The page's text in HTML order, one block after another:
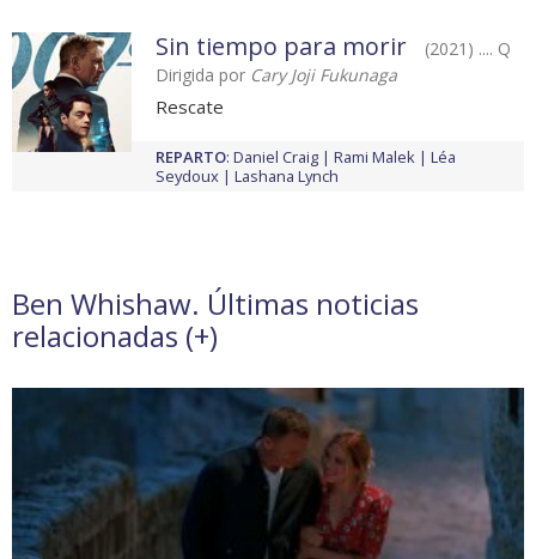
Sin tiempo para morir
(2021) .... Q
Dirigida por Cary Joji Fukunaga
Rescate
REPARTO: Daniel Craig Rami Malek
Léa
Seydoux
Lashana Lynch
Ben Whishaw. Últimas noticias
relacionadas (+)